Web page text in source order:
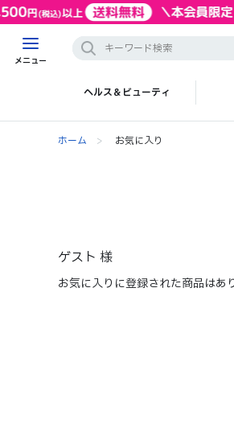
メニュー
ヘルス＆ビューティ
ホーム > お気に入り
ゲスト 様
お気に入りに登録された商品はあ